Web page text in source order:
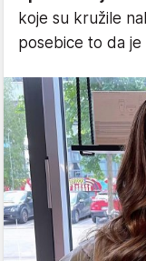
koje su kružile
posebice to da je